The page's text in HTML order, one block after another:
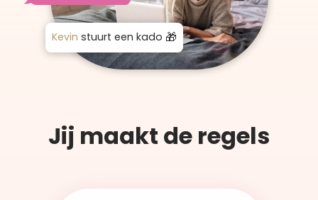
Kevin stuurt een kado
Jij maakt de regels